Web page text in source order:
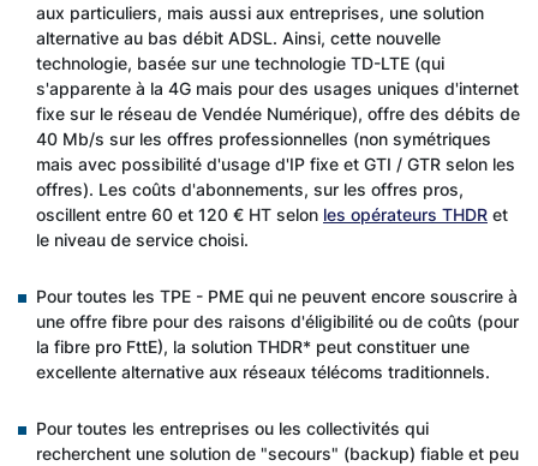
aux particuliers, mais aussi aux entreprises, une solution
alternative au bas débit ADSL. Ainsi, cette nouvelle
technologie, basée sur une technologie TD-LTE (qui
s'apparente à la 4G mais pour des usages uniques d'internet
fixe sur le réseau de Vendée Numérique), offre des débits de
40 Mb/s sur les offres professionnelles (non symétriques
mais avec possibilité d'usage d'IP fixe et GTI / GTR selon les
offres). Les coûts d'abonnements, sur les offres pros,
oscillent entre 60 et 120 € HT selon les opérateurs THDR et
le niveau de service choisi.
Pour toutes les TPE - PME qui ne peuvent encore souscrire à
une offre fibre pour des raisons d'éligibilité ou de coûts (pour
la fibre pro FttE), la solution THDR* peut constituer une
excellente alternative aux réseaux télécoms traditionnels.
Pour toutes les entreprises ou les collectivités qui
recherchent une solution de "secours" (backup) fiable et peu